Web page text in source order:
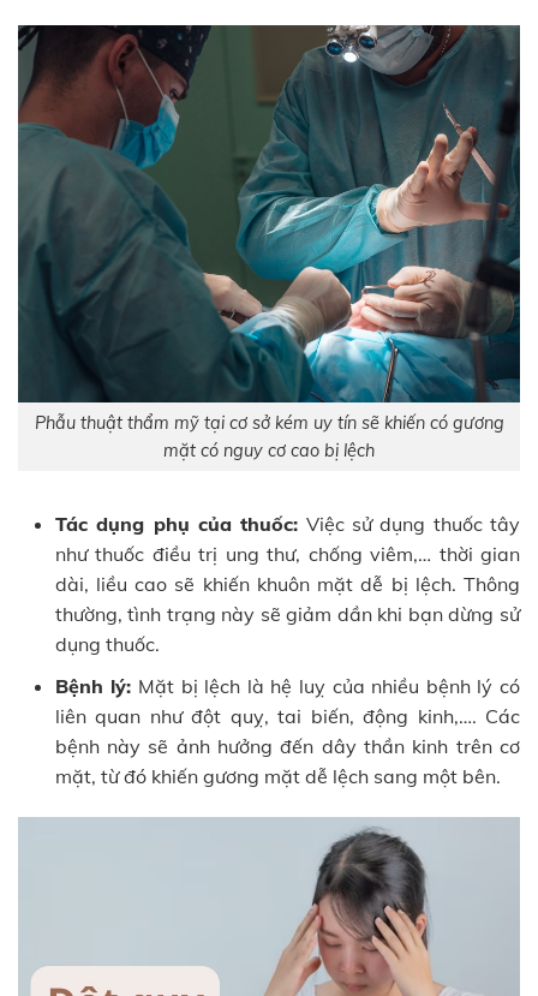
Phẫu thuật thẩm mỹ tại cơ sở kém uy tín sẽ khiến có gương
mặt có nguy cơ cao bị lệch
Tác dụng phụ của thuốc: Việc sử dụng thuốc tây
như thuốc điều trị ung thư, chống viêm,… thời gian
dài, liều cao sẽ khiến khuôn mặt dễ bị lệch. Thông
thường, tình trạng này sẽ giảm dần khi bạn dừng sử
dụng thuốc.
Bệnh lý: Mặt bị lệch là hệ luỵ của nhiều bệnh lý có
liên quan như đột quỵ, tai biến, động kinh,…. Các
bệnh này sẽ ảnh hưởng đến dây thần kinh trên cơ
mặt, từ đó khiến gương mặt dễ lệch sang một bên.